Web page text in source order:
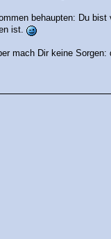
behaupten: Du
ist.
mach Dir keine